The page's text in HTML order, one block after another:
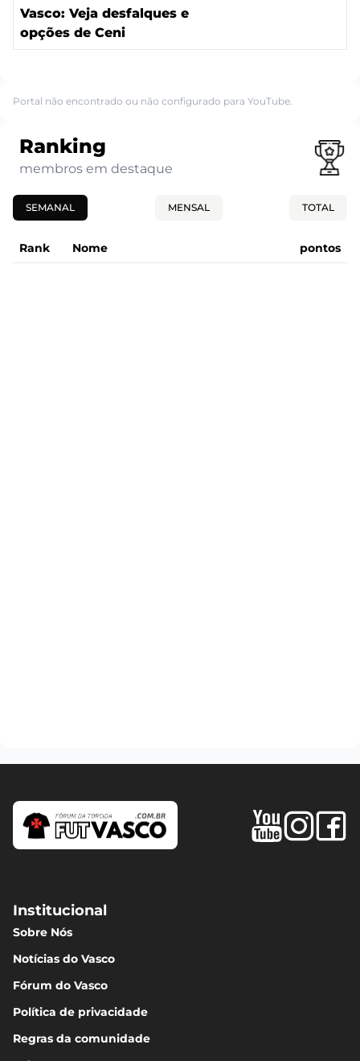
Vasco: Veja desfalques e
opções de Ceni
Portal não encontrado ou não configurado para YouTube.
Ranking
membros em destaque
SEMANAL MENSAL TOTAL
Rank Nome pontos
Institucional
Sobre Nós
Notícias do Vasco
Fórum do Vasco
Política de privacidade
Regras da comunidade